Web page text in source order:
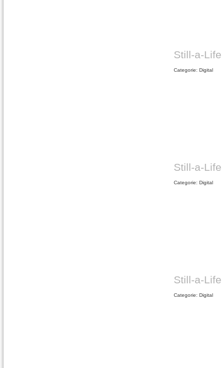
Still-a-Life
Categorie: Digital
Still-a-Life
Categorie: Digital
Still-a-Life
Categorie: Digital